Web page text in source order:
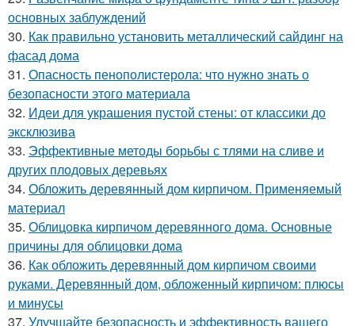
основных заблуждений
30. Как правильно установить металлический сайдинг на
фасад дома
31. Опасность пенополистерола: что нужно знать о
безопасности этого материала
32. Идеи для украшения пустой стены: от классики до
эксклюзива
33. Эффективные методы борьбы с тлями на сливе и
других плодовых деревьях
34. Обложить деревянный дом кирпичом. Применяемый
материал
35. Облицовка кирпичом деревянного дома. Основные
причины для облицовки дома
36. Как обложить деревянный дом кирпичом своими
руками. Деревянный дом, обложенный кирпичом: плюсы
и минусы
37. Улучшайте безопасность и эффективность вашего